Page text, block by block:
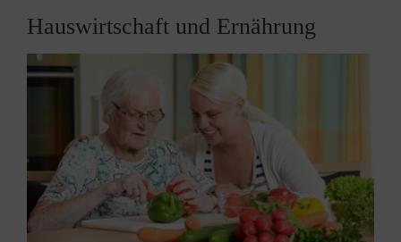
Hauswirtschaft und Ernährung